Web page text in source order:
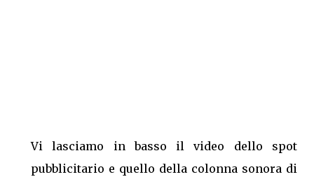
Vi lasciamo in basso il video dello spot
pubblicitario e quello della colonna sonora di